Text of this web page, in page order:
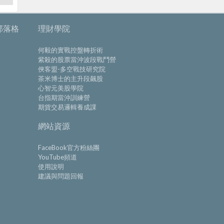
落格 理財學院
何毅的實戰控盤轉折術
紫殺的股票當沖波段戰鬥營
俠客盟-多空戰技研究院
茶米博士的主升段飆股
心智元美股學院
台指期當沖訓練營
期貨交易邏輯養成課
網站資源
FaceBook官方粉絲團
YouTube頻道
使用說明
建議與問題回報